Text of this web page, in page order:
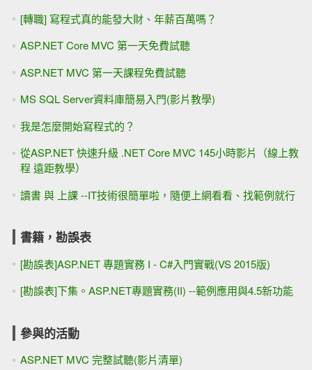
[轉職] 寫程式真的能發大財、年薪百萬嗎？
ASP.NET Core MVC 第一天免費試聽
ASP.NET MVC 第一天課程免費試聽
MS SQL Server資料庫簡易入門(影片教學)
我是怎麼開始寫程式的？
從ASP.NET 快速升級 .NET Core MVC 145小時影片（線上教
程 遠距教學）
讀書 與 上課 --IT技術很簡單啦，隨便上網看看、找範例就行
書籍，勘誤表
[勘誤表]ASP.NET 專題實務 I - C#入門實戰(VS 2015版)
[勘誤表]下集。ASP.NET專題實務(II) --範例應用與4.5新功能
參與的活動
ASP.NET MVC 完整試聽(影片清單)